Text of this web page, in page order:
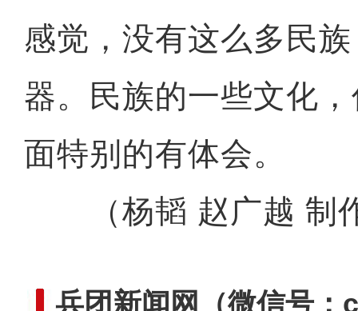
感觉，没有这么多民
器。民族的一些文化
面特别的有体会。
（杨韬 赵广越 制
兵团新闻网 （微信号